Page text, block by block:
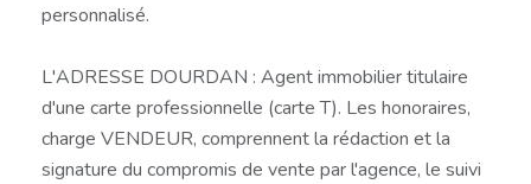
personnalisé.
L'ADRESSE DOURDAN : Agent immobilier titulaire
d'une carte professionnelle (carte T). Les honoraires,
charge VENDEUR, comprennent la rédaction et la
signature du compromis de vente par l'agence, le suivi